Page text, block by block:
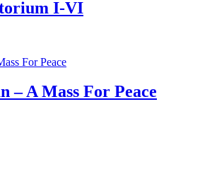
I-VI
– A Mass For Peace